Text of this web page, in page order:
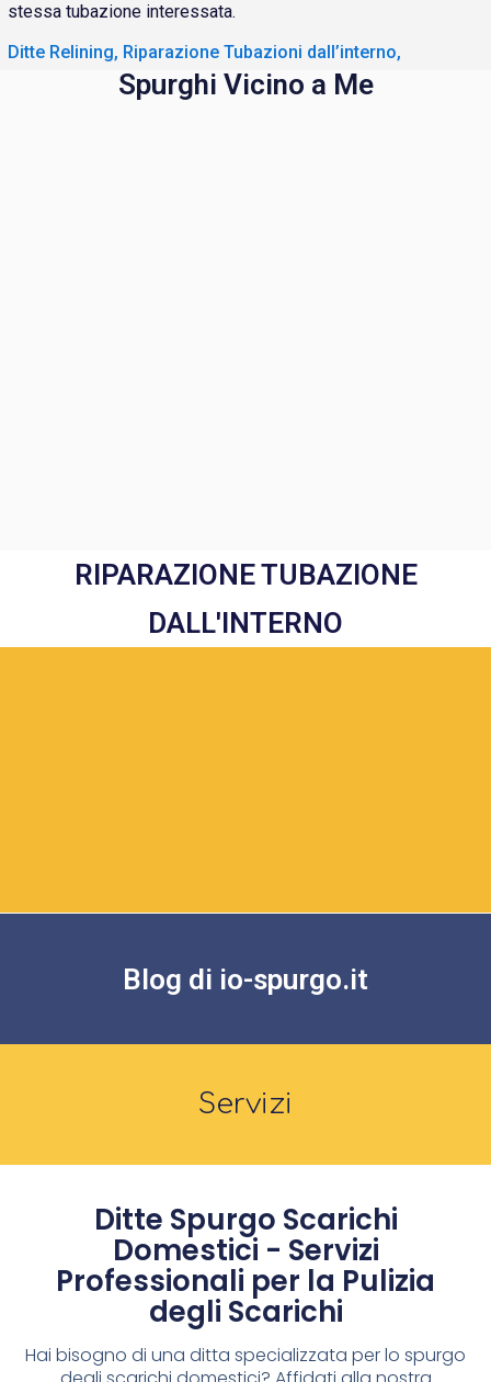
stessa tubazione interessata.
Ditte Relining, Riparazione Tubazioni dall’interno,
Spurghi Vicino a Me
RIPARAZIONE TUBAZIONE
DALL'INTERNO
Blog di io-spurgo.it
Servizi
Ditte Spurgo Scarichi
Domestici - Servizi
Professionali per la Pulizia
degli Scarichi
Hai bisogno di una ditta specializzata per lo spurgo